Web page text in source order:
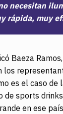
necesitan
rápida, muy
Baeza
los
es el caso
de sports
en ese